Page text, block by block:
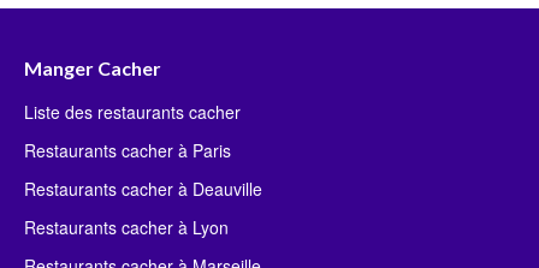
Manger Cacher
Liste des restaurants cacher
Restaurants cacher à Paris
Restaurants cacher à Deauville
Restaurants cacher à Lyon